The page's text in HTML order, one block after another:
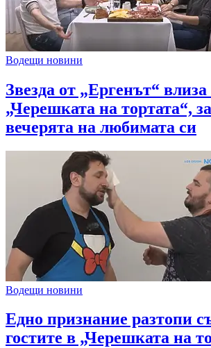
Водещи новини
Звезда от „Ергенът“ влиза
„Черешката на тортата“,
вечерята на любимата си
Водещи новини
Едно признание разтопи
гостите в „Черешката на